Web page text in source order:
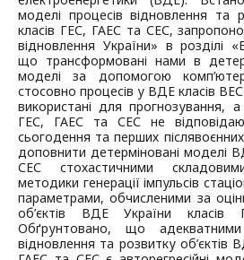
моделі процесів відновлення та
класів ГЕС, ГАЕС та СЕС,
відновлення України» в розділі
що трансформовані нами в
моделі за допомогою
стосовно процесів у ВДЕ класів
використані для прогнозування,
ГЕС, ГАЕС та СЕС не
сьогодення та перших
доповнити детерміновані моделі
СЕС стохастичними
методики генерації імпульсів
параметрами, обчисленими за
об’єктів ВДЕ України
Обґрунтовано, що
відновлення та розвитку об’єктів